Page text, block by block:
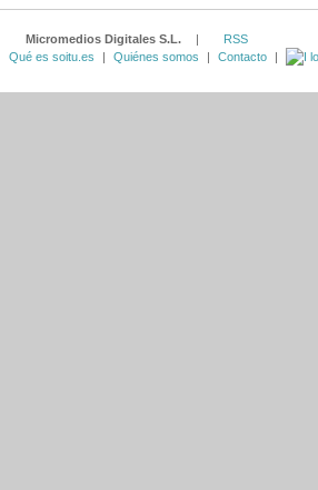
Micromedios Digitales S.L. |
RSS
Qué es soitu.es
| Quiénes somos | Contacto |